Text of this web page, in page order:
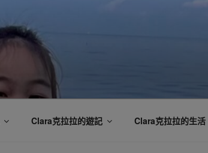
Clara克拉拉的遊記 Clara克拉拉的生活